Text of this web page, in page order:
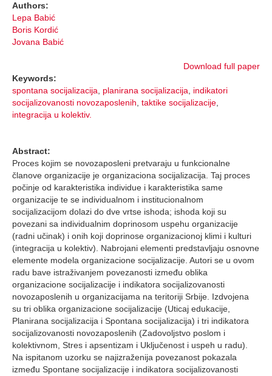
Authors:
Lepa Babić
Boris Kordić
Jovana Babić
Download full paper
Keywords:
spontana socijalizacija, planirana socijalizacija, indikatori
socijalizovanosti novozaposlenih, taktike socijalizacije,
integracija u kolektiv.
Abstract:
Proces kojim se novozaposleni pretvaraju u funkcionalne
članove organizacije je organizaciona socijalizacija. Taj proces
počinje od karakteristika individue i karakteristika same
organizacije te se individualnom i institucionalnom
socijalizacijom dolazi do dve vrtse ishoda; ishoda koji su
povezani sa individualnim doprinosom uspehu organizacije
(radni učinak) i onih koji doprinose organizacionoj klimi i kulturi
(integracija u kolektiv). Nabrojani elementi predstavljaju osnovne
elemente modela organizacione socijalizacije. Autori se u ovom
radu bave istraživanjem povezanosti između oblika
organizacione socijalizacije i indikatora socijalizovanosti
novozaposlenih u organizacijama na teritoriji Srbije. Izdvojena
su tri oblika organizacione socijalizacije (Uticaj edukacije,
Planirana socijalizacija i Spontana socijalizacija) i tri indikatora
socijalizovanosti novozaposlenih (Zadovoljstvo poslom i
kolektivnom, Stres i apsentizam i Uključenost i uspeh u radu).
Na ispitanom uzorku se najizraženija povezanost pokazala
između Spontane socijalizacije i indikatora socijalizovanosti